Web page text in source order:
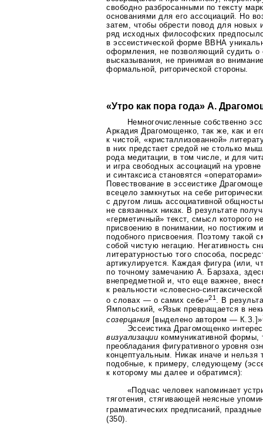
свободно разбросанными по тексту
основаниями для его ассоциаций. Но
затем, чтобы обрести повод для новых
ряд исходных философских
в эссеистической форме ВВНА
оформления, не позволяющий судить о
высказывания, не принимая во
формальной, риторической стороны.
«Утро как пора года» А.
Немногочисленные собственно
Аркадия Драгомощенко, так же, как и
к чистой, «кристаллизованной»
в них предстает средой не столько
рода медитации, в том числе, и для
и игра свободных ассоциаций на
и синтаксиса становятся
Повествование в эссеистике
всецело замкнутых на себе
с другом лишь ассоциативной
не связанных никак. В результате
«герметичный» текст, смысл которого
присвоению в понимании, но постижим
подобного присвоения. Поэтому такой
собой чистую негацию. Негативность
литературностью того способа,
артикулируется. Каждая фигура (или,
по точному замечанию А. Барзаха,
внепредметной и, что еще важнее,
к реальности «словесно-синтаксической
о словах — о самих себе»21 . В
Ямпольский, «Язык превращается в
созерцания [выделено автором — К.З.]»
Эссеистика Драгомощенко
визуализации коммуникативной формы,
преобладания фигуративного уровня
концептуальным. Никак иначе и нельзя
подобные, к примеру, следующему
к которому мы далее и обратимся):
«Подчас человек напоминает
тяготения, стягивающей неясные
грамматических предписаний,
(350).